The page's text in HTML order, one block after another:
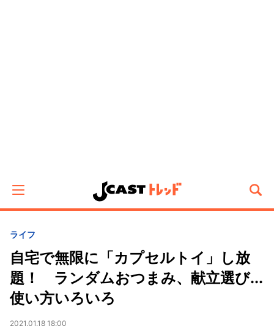
ライフ
自宅で無限に「カプセルトイ」し放
題！ ランダムおつまみ、献立選び...
使い方いろいろ
2021.01.18 18:00